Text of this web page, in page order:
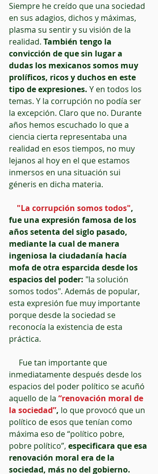
Siempre he creído que una sociedad
en sus adagios, dichos y máximas,
plasma su sentir y su visión de la
realidad. También tengo la
convicción de que sin lugar a
dudas los mexicanos somos muy
prolíficos, ricos y duchos en este
tipo de expresiones. Y en todos los
temas. Y la corrupción no podía ser
la excepción. Claro que no. Durante
años hemos escuchado lo que a
ciencia cierta representaba una
realidad en esos tiempos, no muy
lejanos al hoy en el que estamos
inmersos en una situación sui
géneris en dicha materia.
  "La corrupción somos todos"
,
fue una expresión famosa de los
años setenta del siglo pasado,
mediante la cual de manera
ingeniosa la ciudadanía hacía
mofa de otra esparcida desde los
espacios del poder: "la solución
somos todos". Además de popular,
esta expresión fue muy importante
porque desde la sociedad se
reconocía la existencia de esta
práctica.
inmediatamente después desde los
espacios del poder político se acuñó
aquello de la “renovación moral de
la sociedad”, lo que provocó que un
político de esos que tenían como
máxima eso de “político pobre,
pobre político”, especificara que esa
renovación moral era de la
sociedad, más no del gobierno.